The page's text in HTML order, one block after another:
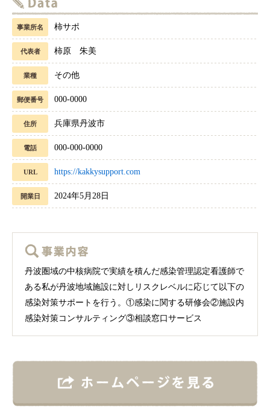
事業所名 柿サポ
代表者 柿原 朱美
業種 その他
郵便番号 000-0000
住所 兵庫県丹波市
電話 000-000-0000
URL https://kakkysupport.com
開業日 2024年5月28日
丹波圏域の中核病院で実績を積んだ感染管理認定看護師で
ある私が丹波地域施設に対しリスクレベルに応じて以下の
感染対策サポートを行う。①感染に関する研修会②施設内
感染対策コンサルティング③相談窓口サービス